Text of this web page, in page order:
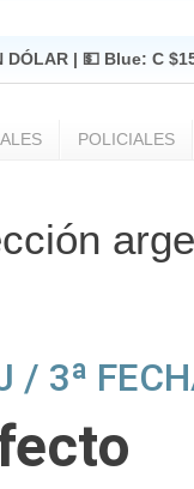
DÓLAR | 💵 Blue: C
POLICIALES
/ 3ª